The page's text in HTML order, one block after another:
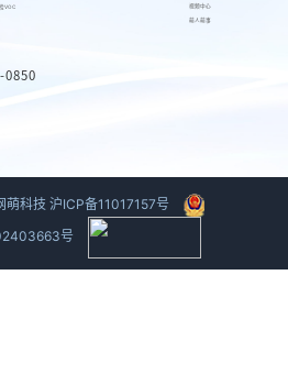
VOC 视频中心
萌人萌事
0850
萌科技 沪ICP备11017157号
号